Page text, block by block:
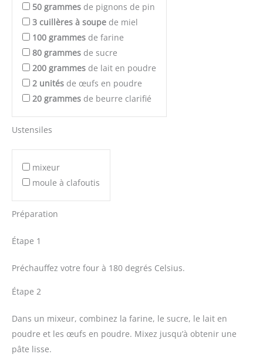
50 grammes de pignons de pin
3 cuillères à soupe de miel
100 grammes de farine
80 grammes de sucre
200 grammes de lait en poudre
2 unités de œufs en poudre
20 grammes de beurre clarifié
Ustensiles
mixeur
moule à clafoutis
Préparation
Étape 1
Préchauffez votre four à 180 degrés Celsius.
Étape 2
Dans un mixeur, combinez la farine, le sucre, le lait en
poudre et les œufs en poudre. Mixez jusqu’à obtenir une
pâte lisse.